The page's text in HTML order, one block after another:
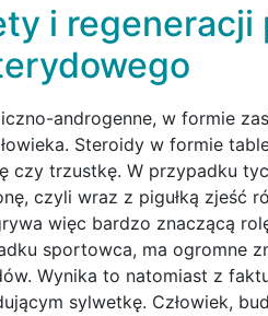
i
androgenne, w formie
Steroidy w formie
czy trzustkę. W przypadku
czyli wraz z pigułką zjeść
więc bardzo znaczącą
sportowca, ma ogromne
Wynika to natomiast z
sylwetkę. Człowiek,